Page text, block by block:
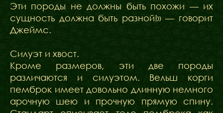
Эти породы не должны быть похожи — их
сущность должна быть разной!» — говорит
Джеймс.
Силуэт и хвост.
Кроме размеров, эти две породы
различаются и силуэтом. Вельш корги
пемброк имеет довольно длинную немного
арочную шею и прочную прямую спину.